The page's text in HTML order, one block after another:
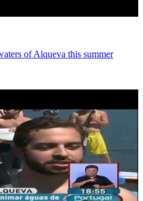
of Alqueva this summer